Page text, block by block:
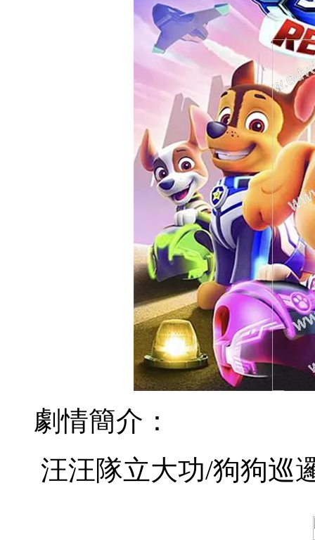
劇情簡介：
汪汪隊立大功/狗狗巡